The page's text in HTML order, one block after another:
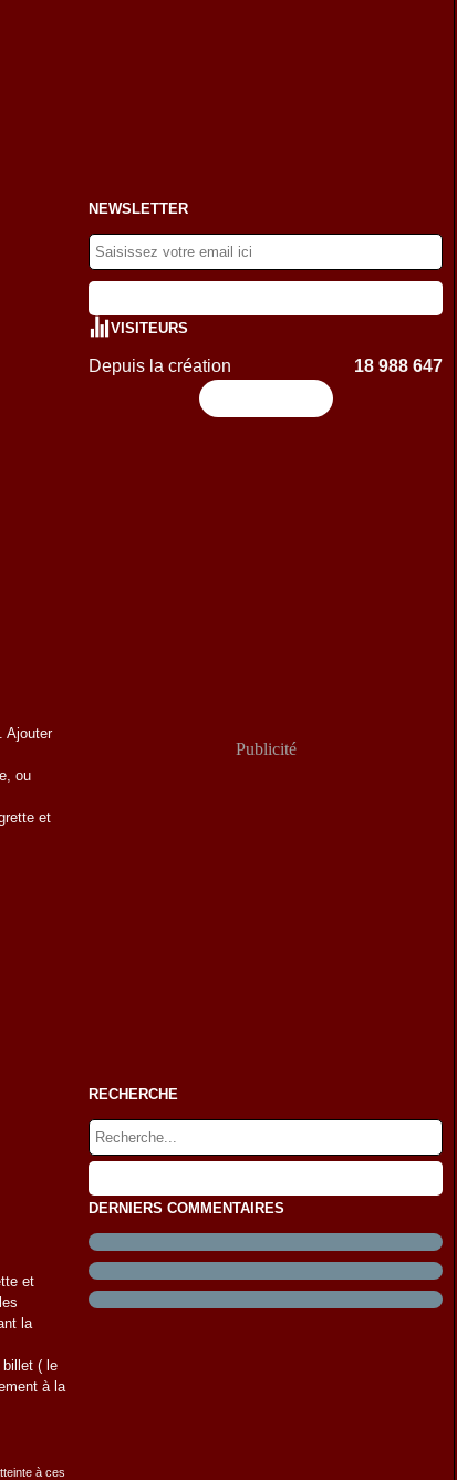
Ajouter
ou
et
et
la
( le
à la
à ces
NEWSLETTER
VISITEURS
Depuis la création
18 988 647
Publicité
RECHERCHE
DERNIERS COMMENTAIRES